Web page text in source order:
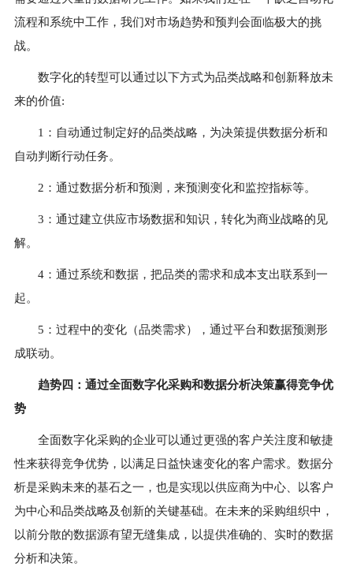
流程和系统中工作，我们对市场趋势和预判会面临极大的挑
战。
数字化的转型可以通过以下方式为品类战略和创新释放未
来的价值:
1：自动通过制定好的品类战略，为决策提供数据分析和
自动判断行动任务。
2：通过数据分析和预测，来预测变化和监控指标等。
3：通过建立供应市场数据和知识，转化为商业战略的见
解。
4：通过系统和数据，把品类的需求和成本支出联系到一
起。
5：过程中的变化（品类需求），通过平台和数据预测形
成联动。
趋势四： 通过全面数字化采购和数据分析决策赢得竞争优
势
全面数字化采购的企业可以通过更强的客户关注度和敏捷
性来获得竞争优势，以满足日益快速变化的客户需求。数据分
析是采购未来的基石之一，也是实现以供应商为中心、以客户
为中心和品类战略及创新的关键基础。在未来的采购组织中，
以前分散的数据源有望无缝集成，以提供准确的、实时的数据
分析和决策。